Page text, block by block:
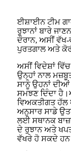
ਈਸ਼ਾਈਨ ਟੀਮ
ਰੁਝਾਨਾਂ ਬਾਰੇ
ਦੌਰਾਨ, ਅਸੀਂ ਵੱਖ-
ਪੁਰਤਗਾਲ ਅਤੇ
ਅਸੀਂ ਵਿਦੇਸ਼ਾਂ
ਉਨ੍ਹਾਂ ਨਾਲ
ਸਾਨੂੰ ਉਹਨਾਂ ਦੀਆਂ
ਸਮਝਣ ਦਿੰਦਾ
ਵਿਅਕਤੀਗਤ ਹੱਲ
ਅਨੁਸਾਰ ਸਾਡੇ
ਲਈ ਸਥਾਨਕ
ਦੇ ਰੁਝਾਨ ਅਤੇ
ਵੱਖਰੇ ਹੋ ਸਕਦੇ